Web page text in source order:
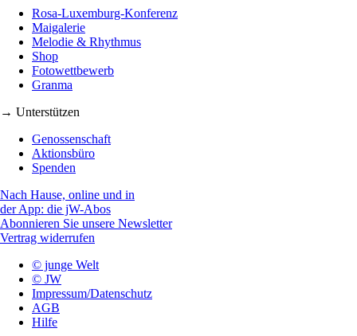
Rosa-Luxemburg-Konferenz
Maigalerie
Melodie & Rhythmus
Shop
Fotowettbewerb
Granma
→ Unterstützen
Genossenschaft
Aktionsbüro
Spenden
Nach Hause, online und in
der App: die jW-Abos
Abonnieren Sie unsere Newsletter
Vertrag widerrufen
© junge Welt
© JW
Impressum/Datenschutz
AGB
Hilfe